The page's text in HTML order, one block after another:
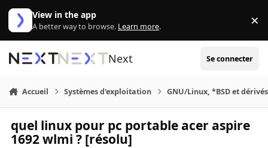
Aller au contenu
View in the app
A better way to browse. Learn more. ×
Next Se connecter
Accueil Systèmes d'exploitation GNU/Linux, *BSD et
quel linux pour pc portable acer aspire
1692 wlmi ? [résolu]